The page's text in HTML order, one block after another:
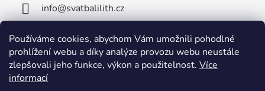
Používáme cookies, abychom Vám umožnili pohodlné
prohlížení webu a díky analýze provozu webu neustále
zlepšovali jeho funkce, výkon a použitelnost. Více
informací
info@svatbalilith.cz
+420 778 745 219
+420 778 770 784